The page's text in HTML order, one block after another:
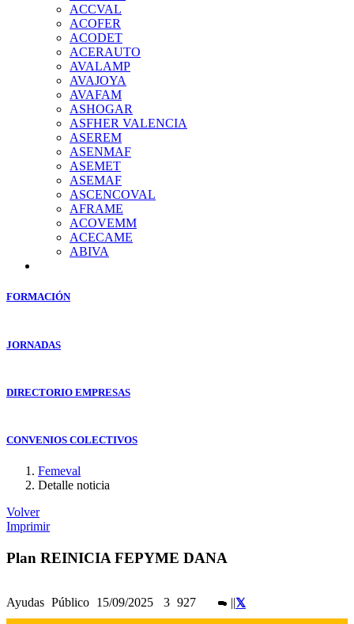
ACCVAL
ACOFER
ACODET
ACERAUTO
AVALAMP
AVAJOYA
AVAFAM
ASHOGAR
ASFHER VALENCIA
ASEREM
ASENMAF
ASEMET
ASEMAF
ASCENCOVAL
AFRAME
ACOVEMM
ACECAME
ABIVA
FORMACIÓN
JORNADAS
DIRECTORIO EMPRESAS
CONVENIOS COLECTIVOS
Femeval
Detalle noticia
Volver
Imprimir
Plan REINICIA FEPYME DANA
Ayudas Público 15/09/2025 3 927 ||